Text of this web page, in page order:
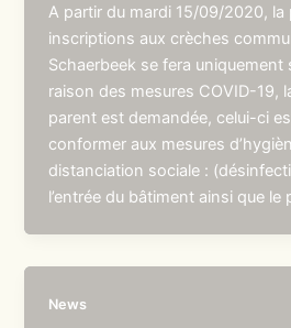
A partir du mardi 15/09/2020, la
inscriptions aux crèches
Schaerbeek se fera
raison des mesures COVID-19,
parent est demandée, celui-ci
conformer aux mesures
distanciation sociale :
l’entrée du bâtiment ainsi que le
News